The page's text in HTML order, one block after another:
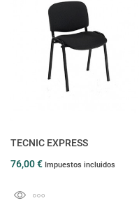
TECNIC EXPRESS
76,00 € Impuestos incluidos